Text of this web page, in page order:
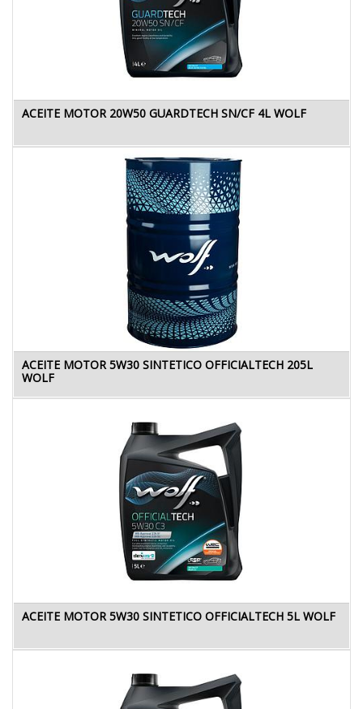
ACEITE MOTOR 20W50 GUARDTECH SN/CF 4L WOLF
ACEITE MOTOR 5W30 SINTETICO OFFICIALTECH 205L
WOLF
ACEITE MOTOR 5W30 SINTETICO OFFICIALTECH 5L WOLF